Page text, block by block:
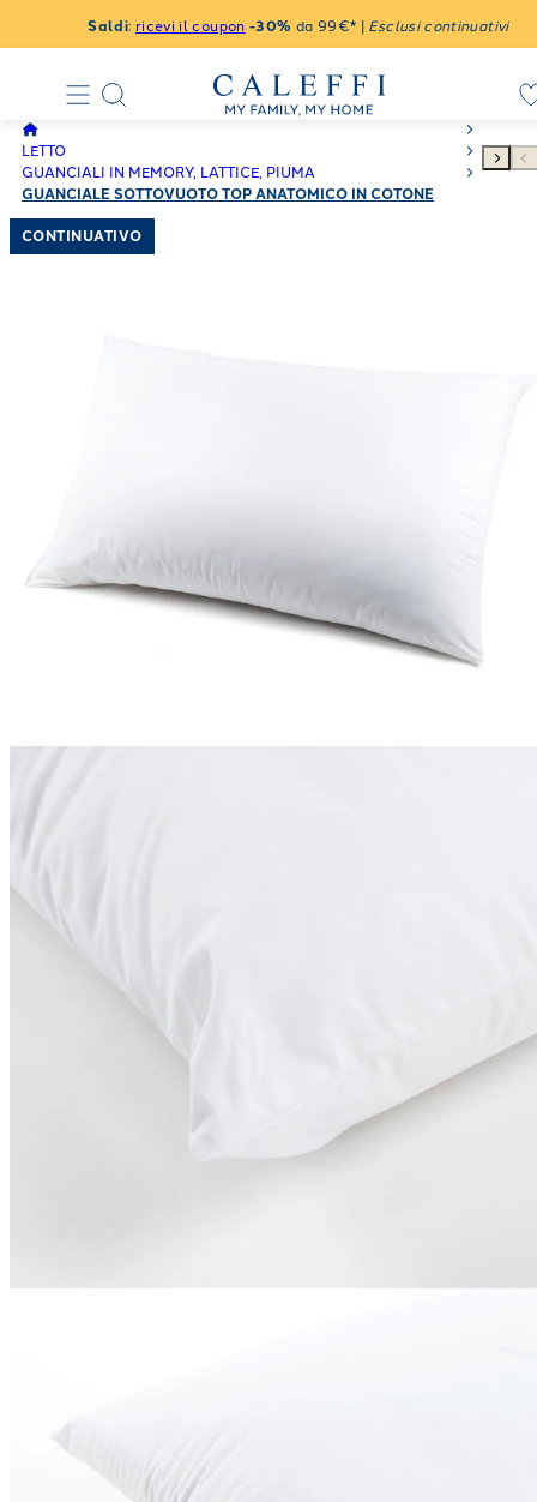
Saldi: ricevi il coupon -30% da 99€* | Esclusi continuativi
LETTO
GUANCIALI IN MEMORY, LATTICE, PIUMA
GUANCIALE SOTTOVUOTO TOP ANATOMICO IN COTONE
50X80 650 GR + ANIMA POLIURETANO
CONTINUATIVO